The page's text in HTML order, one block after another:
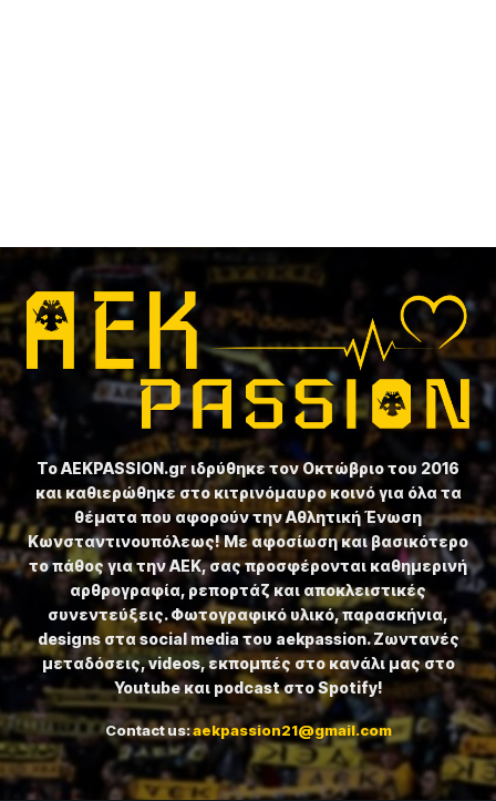
Το ⁦AEKPASSION.gr⁩ ιδρύθηκε τον Οκτώβριο του 2016
και καθιερώθηκε στο κιτρινόμαυρο κοινό για όλα τα
θέματα που αφορούν την Αθλητική Ένωση
Κωνσταντινουπόλεως! Με αφοσίωση και βασικότερο
το πάθος για την ΑΕΚ, σας προσφέρονται καθημερινή
αρθρογραφία, ρεπορτάζ και αποκλειστικές
συνεντεύξεις. Φωτογραφικό υλικό, παρασκήνια,
designs στα social media του aekpassion. Ζωντανές
μεταδόσεις, videos, εκπομπές στο κανάλι μας στο
Youtube και podcast στο Spotify!
Contact us:aekpassion21@gmail.com